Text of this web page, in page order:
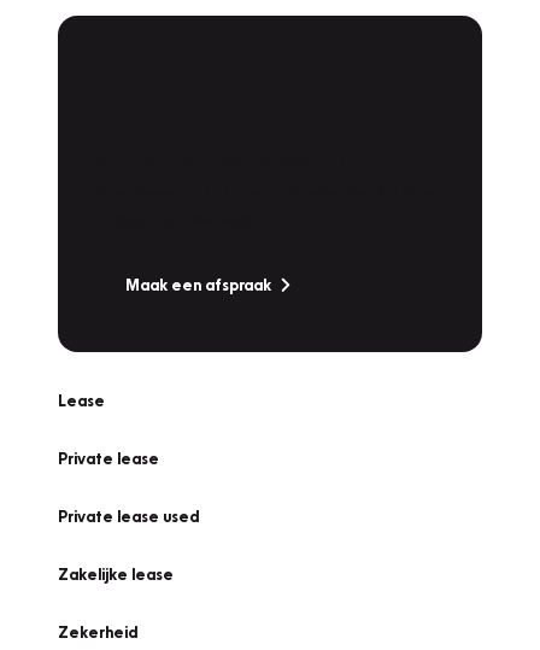
Maak een afspraak
Lease
Private lease
Private lease used
Zakelijke lease
Zekerheid